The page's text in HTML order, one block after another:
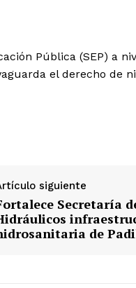
Pública (SEP) a
el derecho de
siguiente
Secretaría
de